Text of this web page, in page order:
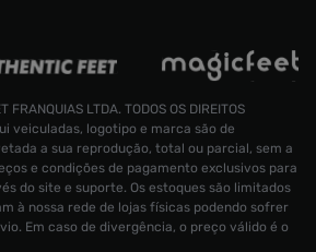
LTDA. TODOS OS DIREITOS
veiculadas, logotipo e marca são de
a sua reprodução, total ou parcial, sem a
e condições de pagamento exclusivos para
do site e suporte. Os estoques são limitados
à nossa rede de lojas físicas podendo sofrer
Em caso de divergência, o preço válido é o